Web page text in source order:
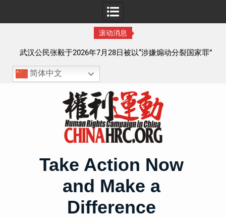
滚动消息
武汉公民张毅于2026年7月28日被以“涉嫌煽动分裂国家罪”
执行逮捕 目前羁押在拉萨市看守所
简体中文
Take Action Now
and Make a
Difference